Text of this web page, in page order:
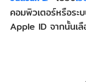
คอมพิวเตอร์หรือระ
Apple ID จากนั้นเ